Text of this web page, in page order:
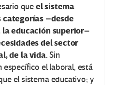
queel sistema
categorías –desde
educación superior–
del sector
de la vida.Sin
específico el laboral, está
el sistema educativo; y